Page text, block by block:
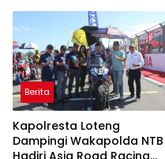
Berita
Kapolresta Loteng
Dampingi Wakapolda NTB
Hadiri Asia Road Racing